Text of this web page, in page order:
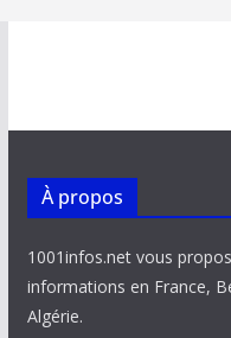
À propos
1001infos.net vous
informations en France,
Algérie.